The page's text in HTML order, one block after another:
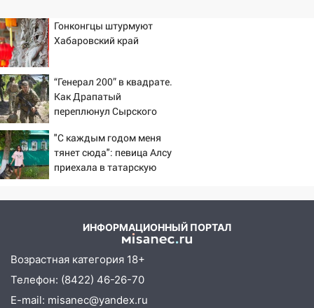
Валерия Клейменова выиграла два
золота в составе сборной мира
11:16
доску декабристу Кондратию Рылееву
10:40
В Ульяновске спасатели ночью
нашли потерявшегося в заброшенных
садах 79-летнего мужчину
10:26
На нескольких улицах Ульяновска
временно отключили холодную воду
10:14
коррупционной схемы при ЦГКБ
отправили в колонию на 7 и 8 лет
09:52 Ночью беспилотники сбили над
соседними Татарстаном и Саратовской
областью
Гонконгцы штурмуют
Хабаровский край
“Генерал 200” в квадрате.
Как Драпатый
переплюнул Сырского
"С каждым годом меня
тянет сюда": певица Алсу
приехала в татарскую
ИНФОРМАЦИОННЫЙ ПОРТАЛ
Возрастная категория 18+
Телефон: (8422) 46-26-70
E-mail: misanec@yandex.ru